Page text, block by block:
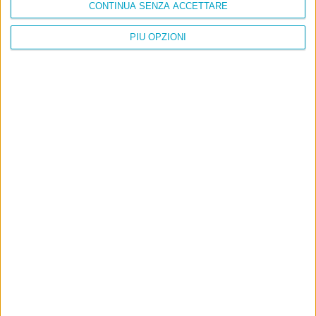
PIÙ OPZIONI
CONTINUA SENZA ACCETTARE
Info